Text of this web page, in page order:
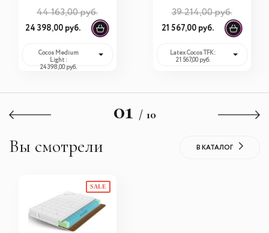
Light S1000
90х190х21
44 163,00 руб.
24 398,00 руб.
Cocos Medium
Light :
24 398,00 руб.
90х190х20
39 214,00 руб.
21 567,00 руб.
Latex Cocos TFK:
21 567,00 руб.
01 / 10
Вы смотрели В КАТАЛОГ
SALE